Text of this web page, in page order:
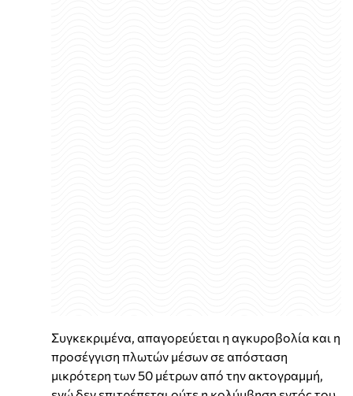
Συγκεκριμένα, απαγορεύεται η αγκυροβολία και η
προσέγγιση πλωτών μέσων σε απόσταση
μικρότερη των 50 μέτρων από την ακτογραμμή,